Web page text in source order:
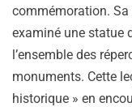
commémoration. Sa
examiné une statue
l’ensemble des
monuments. Cette
historique » en